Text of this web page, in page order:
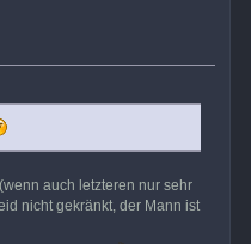
auch letzteren nur sehr
nicht gekränkt, der Mann ist